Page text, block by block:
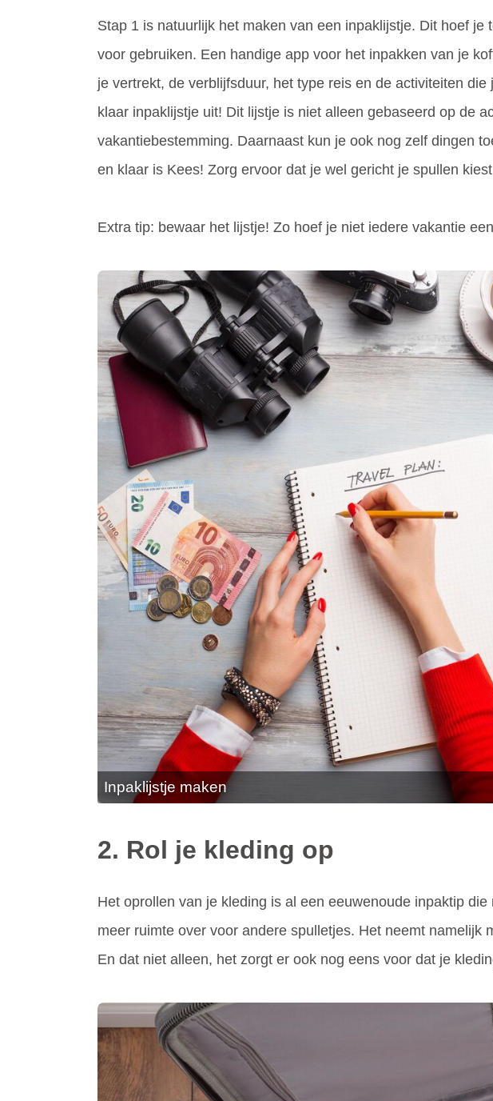
Stap 1 is natuurlijk het maken van een inpaklijstje. Dit hoef
voor gebruiken. Een handige app voor het inpakken van je
je vertrekt, de verblijfsduur, het type reis en de activiteiten
klaar inpaklijstje uit! Dit lijstje is niet alleen gebaseerd op de
vakantiebestemming. Daarnaast kun je ook nog zelf dingen
en klaar is Kees! Zorg ervoor dat je wel gericht je spullen
Extra tip: bewaar het lijstje! Zo hoef je niet iedere vakantie
Inpaklijstje maken
2. Rol je kleding op
Het oprollen van je kleding is al een eeuwenoude inpaktip
meer ruimte over voor andere spulletjes. Het neemt
En dat niet alleen, het zorgt er ook nog eens voor dat je